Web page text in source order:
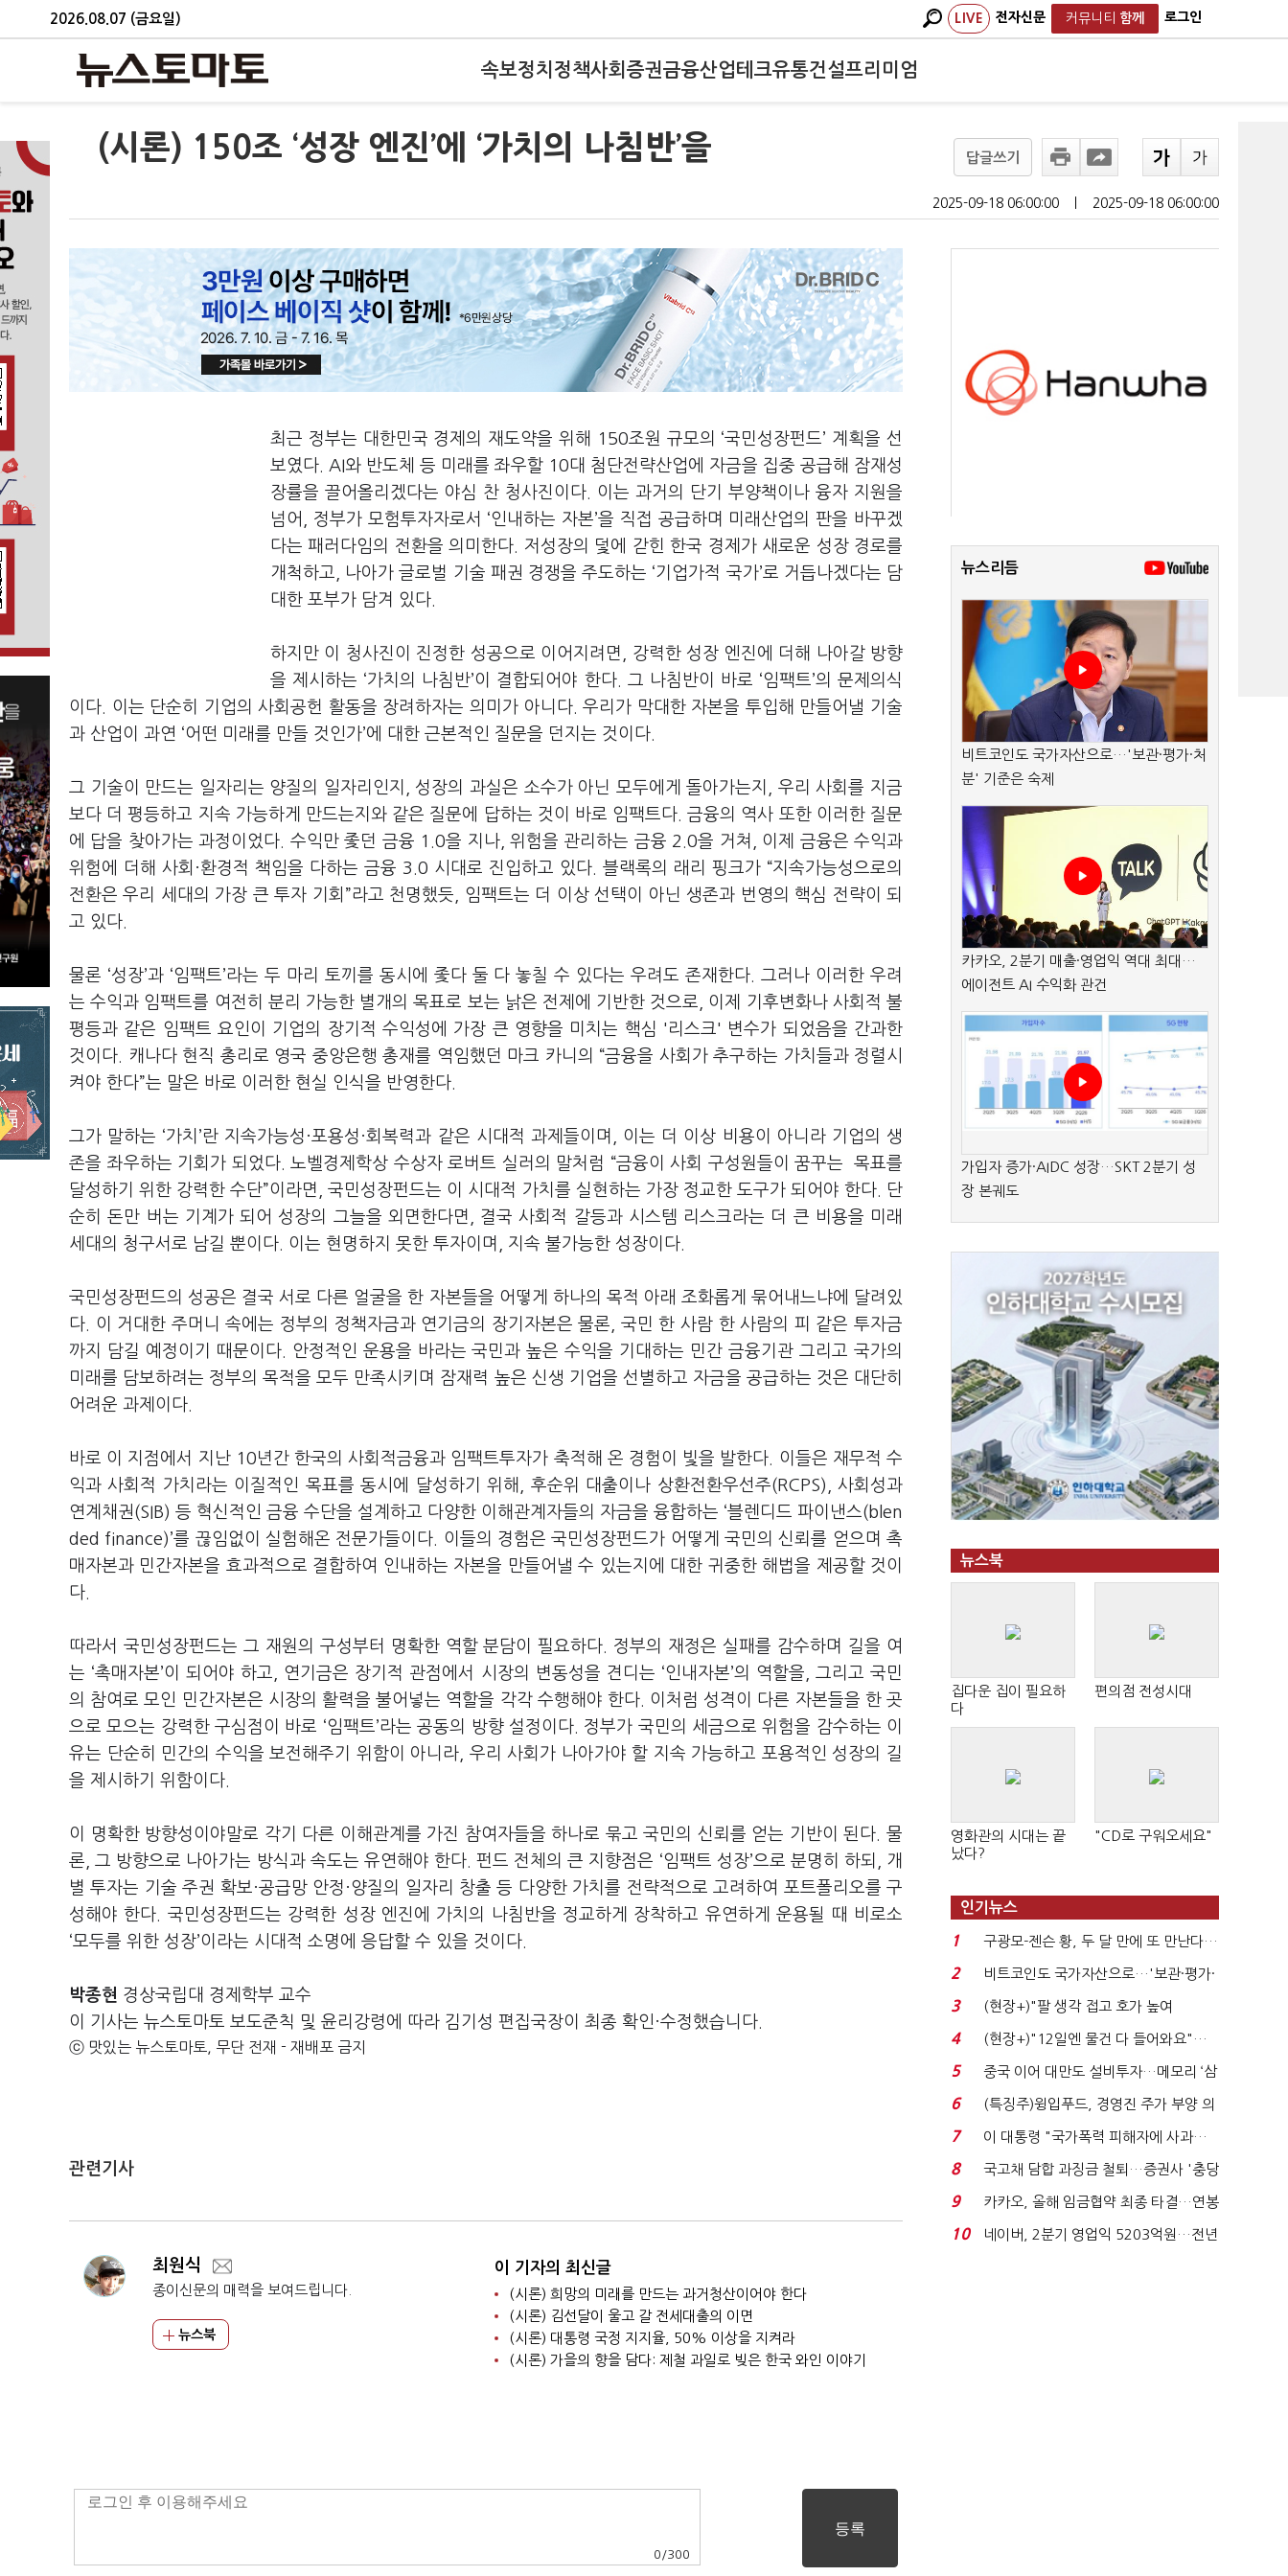
2026.08.07 (금요일) LIVE 전자신문 커뮤니티 함께 로그인
속보정치 정책사회 증권금융산업테크유통건설프리미엄
(시론) 150조 ‘성장 엔진’에 ‘가치의 나침반’을 답글쓰기
2025-09-18 06:00:00 2025-09-18 06:00:00
최근 정부는 대한민국 경제의 재도약을 위해 150조원 규모의 ‘국민성장펀드’ 계획을 선
보였다. AI와 반도체 등 미래를 좌우할 10대 첨단전략산업에 자금을 집중 공급해 잠재성
장률을 끌어올리겠다는 야심 찬 청사진이다. 이는 과거의 단기 부양책이나 융자 지원을
넘어, 정부가 모험투자자로서 ‘인내하는 자본’을 직접 공급하며 미래산업의 판을 바꾸겠
다는 패러다임의 전환을 의미한다. 저성장의 덫에 갇힌 한국 경제가 새로운 성장 경로를
개척하고, 나아가 글로벌 기술 패권 경쟁을 주도하는 ‘기업가적 국가’로 거듭나겠다는 담
대한 포부가 담겨 있다.
하지만 이 청사진이 진정한 성공으로 이어지려면, 강력한 성장 엔진에 더해 나아갈 방향
을 제시하는 ‘가치의 나침반’이 결합되어야 한다. 그 나침반이 바로 ‘임팩트’의 문제의식
이다. 이는 단순히 기업의 사회공헌 활동을 장려하자는 의미가 아니다. 우리가 막대한 자본을 투입해 만들어낼 기술
과 산업이 과연 ‘어떤 미래를 만들 것인가’에 대한 근본적인 질문을 던지는 것이다.
그 기술이 만드는 일자리는 양질의 일자리인지, 성장의 과실은 소수가 아닌 모두에게 돌아가는지, 우리 사회를 지금
보다 더 평등하고 지속 가능하게 만드는지와 같은 질문에 답하는 것이 바로 임팩트다. 금융의 역사 또한 이러한 질문
에 답을 찾아가는 과정이었다. 수익만 좇던 금융 1.0을 지나, 위험을 관리하는 금융 2.0을 거쳐, 이제 금융은 수익과
위험에 더해 사회·환경적 책임을 다하는 금융 3.0 시대로 진입하고 있다. 블랙록의 래리 핑크가 “지속가능성으로의
전환은 우리 세대의 가장 큰 투자 기회”라고 천명했듯, 임팩트는 더 이상 선택이 아닌 생존과 번영의 핵심 전략이 되
고 있다.
물론 ‘성장’과 ‘임팩트’라는 두 마리 토끼를 동시에 좇다 둘 다 놓칠 수 있다는 우려도 존재한다. 그러나 이러한 우려
는 수익과 임팩트를 여전히 분리 가능한 별개의 목표로 보는 낡은 전제에 기반한 것으로, 이제 기후변화나 사회적 불
평등과 같은 임팩트 요인이 기업의 장기적 수익성에 가장 큰 영향을 미치는 핵심 '리스크' 변수가 되었음을 간과한
것이다. 캐나다 현직 총리로 영국 중앙은행 총재를 역임했던 마크 카니의 “금융을 사회가 추구하는 가치들과 정렬시
켜야 한다”는 말은 바로 이러한 현실 인식을 반영한다.
그가 말하는 ‘가치’란 지속가능성·포용성·회복력과 같은 시대적 과제들이며, 이는 더 이상 비용이 아니라 기업의 생
존을 좌우하는 기회가 되었다. 노벨경제학상 수상자 로버트 실러의 말처럼 “금융이 사회 구성원들이 꿈꾸는 목표를
달성하기 위한 강력한 수단”이라면, 국민성장펀드는 이 시대적 가치를 실현하는 가장 정교한 도구가 되어야 한다. 단
순히 돈만 버는 기계가 되어 성장의 그늘을 외면한다면, 결국 사회적 갈등과 시스템 리스크라는 더 큰 비용을 미래
세대의 청구서로 남길 뿐이다. 이는 현명하지 못한 투자이며, 지속 불가능한 성장이다.
국민성장펀드의 성공은 결국 서로 다른 얼굴을 한 자본들을 어떻게 하나의 목적 아래 조화롭게 묶어내느냐에 달려있
다. 이 거대한 주머니 속에는 정부의 정책자금과 연기금의 장기자본은 물론, 국민 한 사람 한 사람의 피 같은 투자금
까지 담길 예정이기 때문이다. 안정적인 운용을 바라는 국민과 높은 수익을 기대하는 민간 금융기관 그리고 국가의
미래를 담보하려는 정부의 목적을 모두 만족시키며 잠재력 높은 신생 기업을 선별하고 자금을 공급하는 것은 대단히
어려운 과제이다.
바로 이 지점에서 지난 10년간 한국의 사회적금융과 임팩트투자가 축적해 온 경험이 빛을 발한다. 이들은 재무적 수
익과 사회적 가치라는 이질적인 목표를 동시에 달성하기 위해, 후순위 대출이나 상환전환우선주(RCPS), 사회성과
연계채권(SIB) 등 혁신적인 금융 수단을 설계하고 다양한 이해관계자들의 자금을 융합하는 ‘블렌디드 파이낸스(blen
ded finance)’를 끊임없이 실험해온 전문가들이다. 이들의 경험은 국민성장펀드가 어떻게 국민의 신뢰를 얻으며 촉
매자본과 민간자본을 효과적으로 결합하여 인내하는 자본을 만들어낼 수 있는지에 대한 귀중한 해법을 제공할 것이
다.
따라서 국민성장펀드는 그 재원의 구성부터 명확한 역할 분담이 필요하다. 정부의 재정은 실패를 감수하며 길을 여
는 ‘촉매자본’이 되어야 하고, 연기금은 장기적 관점에서 시장의 변동성을 견디는 ‘인내자본’의 역할을, 그리고 국민
의 참여로 모인 민간자본은 시장의 활력을 불어넣는 역할을 각각 수행해야 한다. 이처럼 성격이 다른 자본들을 한 곳
으로 모으는 강력한 구심점이 바로 ‘임팩트’라는 공동의 방향 설정이다. 정부가 국민의 세금으로 위험을 감수하는 이
유는 단순히 민간의 수익을 보전해주기 위함이 아니라, 우리 사회가 나아가야 할 지속 가능하고 포용적인 성장의 길
을 제시하기 위함이다.
이 명확한 방향성이야말로 각기 다른 이해관계를 가진 참여자들을 하나로 묶고 국민의 신뢰를 얻는 기반이 된다. 물
론, 그 방향으로 나아가는 방식과 속도는 유연해야 한다. 펀드 전체의 큰 지향점은 ‘임팩트 성장’으로 분명히 하되, 개
별 투자는 기술 주권 확보·공급망 안정·양질의 일자리 창출 등 다양한 가치를 전략적으로 고려하여 포트폴리오를 구
성해야 한다. 국민성장펀드는 강력한 성장 엔진에 가치의 나침반을 정교하게 장착하고 유연하게 운용될 때 비로소
‘모두를 위한 성장’이라는 시대적 소명에 응답할 수 있을 것이다.
박종현 경상국립대 경제학부 교수
이 기사는 뉴스토마토 보도준칙 및 윤리강령에 따라 김기성 편집국장이 최종 확인·수정했습니다.
ⓒ 맛있는 뉴스토마토, 무단 전재 - 재배포 금지
관련기사
최원식
종이신문의 매력을 보여드립니다.
뉴스북
이 기자의 최신글
(시론) 희망의 미래를 만드는 과거청산이어야 한다
(시론) 김선달이 울고 갈 전세대출의 이면
(시론) 대통령 국정 지지율, 50% 이상을 지켜라
(시론) 가을의 향을 담다: 제철 과일로 빚은 한국 와인 이야기
0 /300
뉴스리듬
비트코인도 국가자산으로…'보관·평가·처
분' 기준은 숙제
카카오, 2분기 매출·영업익 역대 최대…
에이전트 AI 수익화 관건
가입자 증가·AIDC 성장…SKT 2분기 성
장 본궤도
뉴스북
집다운 집이 필요하
다
편의점 전성시대
영화관의 시대는 끝
났다?
"CD로 구워오세요"
인기뉴스
1
구광모-젠슨 황, 두 달 만에 또 만난다…
로봇·AI 등 논...
2
비트코인도 국가자산으로…'보관·평가·
처분' 기준은 ...
3
(현장+)"팔 생각 접고 호가 높여
요"…'덜 똘똘한 한 채' 20...
4
(현장+)"12일엔 물건 다 들어와요"…
빈 매대 채우며 문 연 ...
5
중국 이어 대만도 설비투자…메모리 ‘삼
국전쟁’
6
(특징주)윙입푸드, 경영진 주가 부양 의
지에 상한가...
7
이 대통령 "국가폭력 피해자에 사과…
적극적 조사로 진...
8
국고채 담합 과징금 철퇴…증권사 '충당
금 폭탄' 우려...
9
카카오, 올해 임금협약 최종 타결…연봉
6.3% 인상·격려...
10
네이버, 2분기 영업익 5203억원…전년